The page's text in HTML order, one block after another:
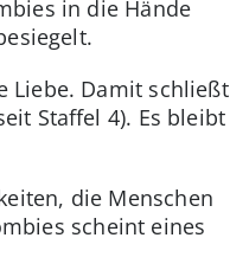
in die Hände
Liebe. Damit schließt
Staffel 4). Es bleibt
die Menschen
scheint eines